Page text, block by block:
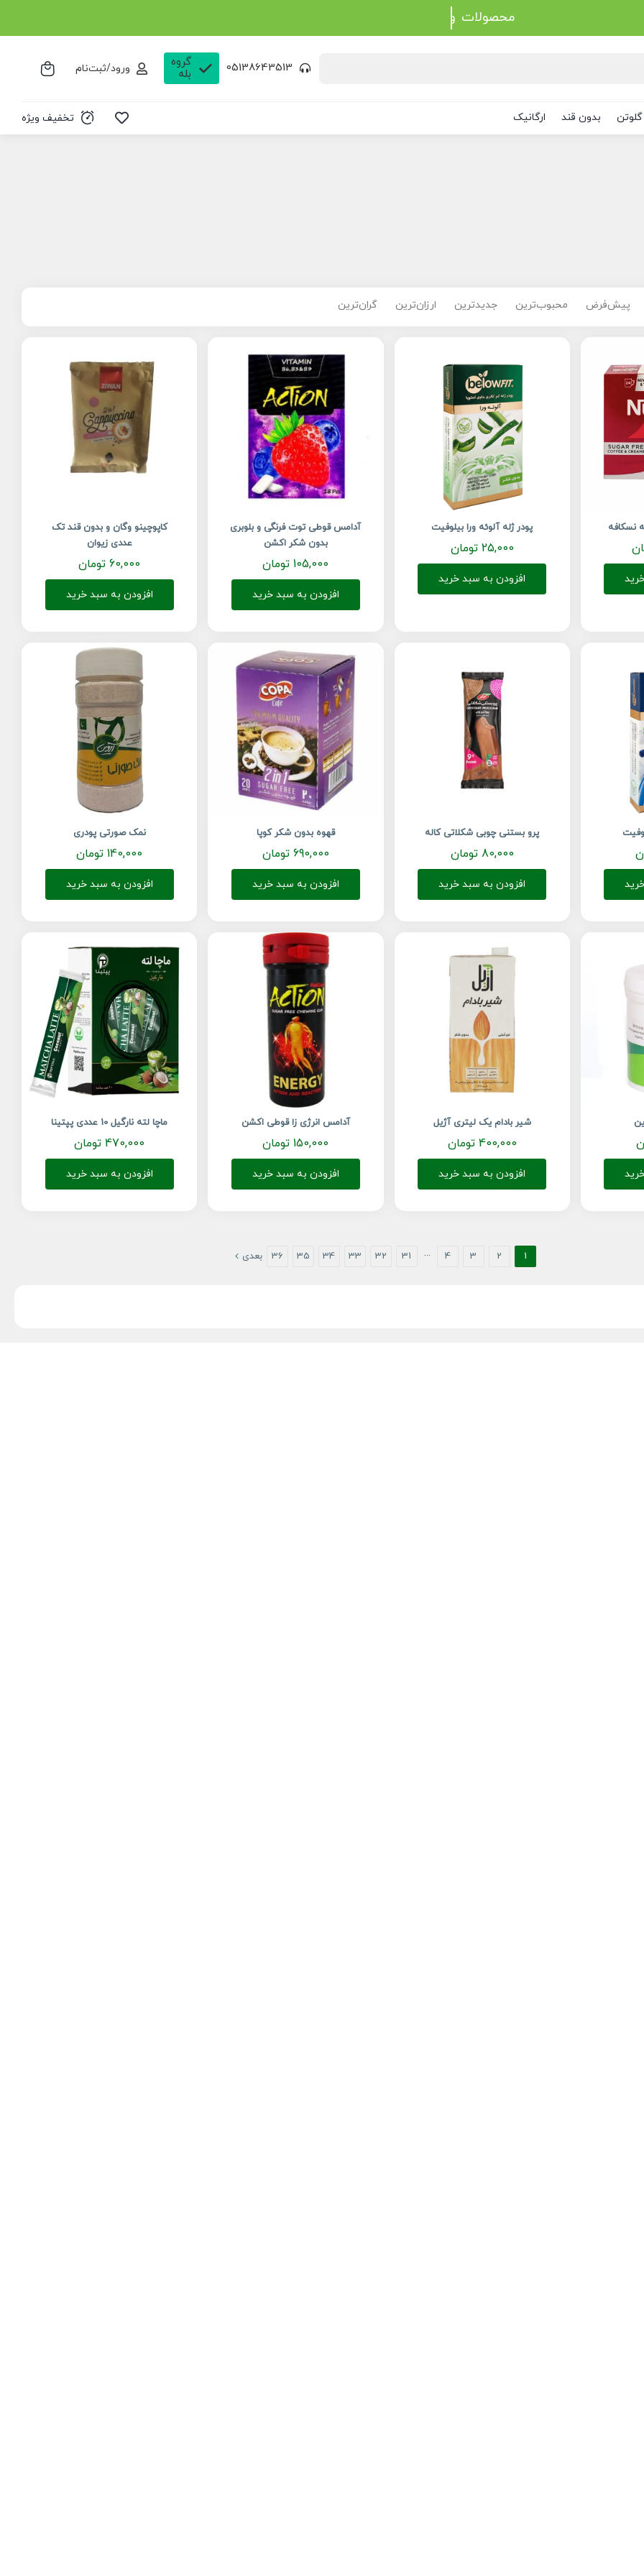
محصولات
05138643513
گروه
بله
ورود/ثبت‌نام
بدون قند ارگانیک تخفیف ویژه
پیش‌فرض محبوب‌ترین جدیدترین ارزان‌ترین گران‌ترین
پودر ژله آلوئه ورا بیلوفیت
25,000 تومان
افزودن به سبد خرید
آدامس قوطی توت فرنگی و بلوبری
بدون شکر اکشن
105,000 تومان
افزودن به سبد خرید
کاپوچینو وگان و بدون قند تک
عددی زیوان
60,000 تومان
افزودن به سبد خرید
پرو بستنی چوبی شکلاتی کاله
80,000 تومان
افزودن به سبد خرید
قهوه بدون شکر کوپا
690,000 تومان
افزودن به سبد خرید
نمک صورتی پودری
140,000 تومان
افزودن به سبد خرید
شیر بادام یک لیتری آژیل
400,000 تومان
افزودن به سبد خرید
آدامس انرژی زا قوطی اکشن
150,000 تومان
افزودن به سبد خرید
ماچا لته نارگیل 10 عددی پپتینا
470,000 تومان
افزودن به سبد خرید
1
2
3
4
···
31
32
33
34
35
36 بعدی